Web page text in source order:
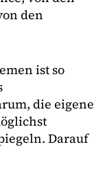
den
ist so
die eigene
Darauf